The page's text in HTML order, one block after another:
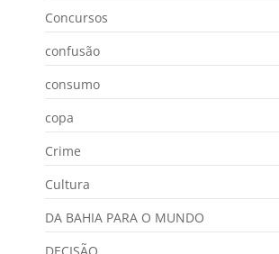
Concursos
confusão
consumo
copa
Crime
Cultura
DA BAHIA PARA O MUNDO